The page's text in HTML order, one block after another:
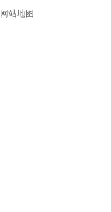
网站地图